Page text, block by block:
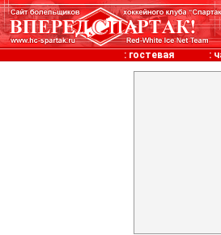
: гостевая :